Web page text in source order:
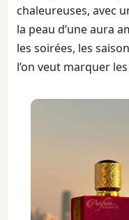
chaleureuses, avec
la peau d’une aura
les soirées, les
l’on veut marquer